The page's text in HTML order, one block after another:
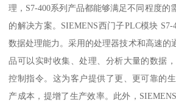
理，S7-400系列产品都能够满足不同程度的
的解决方案。SIEMENS西门子PLC模块
数据处理能力。采用的处理器技术和高速的
品可以实时收集、处理、分析大量的数据
控制指令。这为客户提供了更、更可靠的
产成本，提增了生产效率。此外，